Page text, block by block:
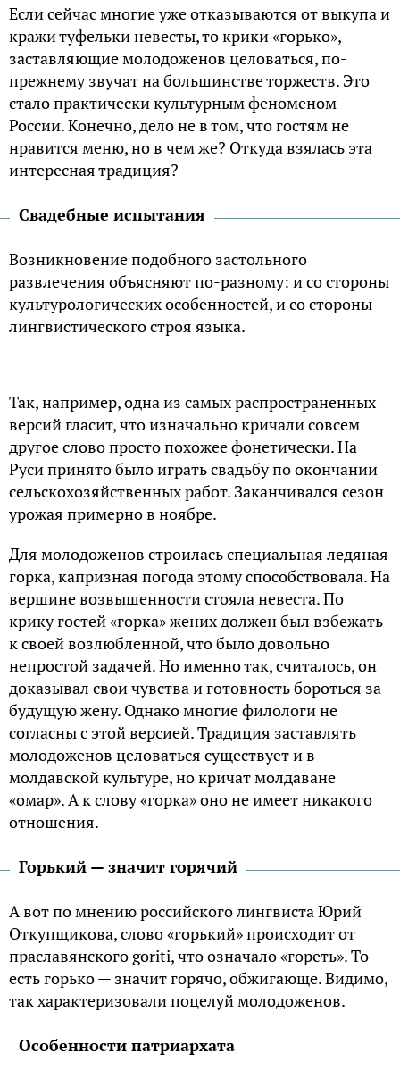
Если сейчас многие уже отказываются от выкупа и
кражи туфельки невесты, то крики «горько»,
заставляющие молодоженов целоваться, по-
прежнему звучат на большинстве торжеств. Это
стало практически культурным феноменом
России. Конечно, дело не в том, что гостям не
нравится меню, но в чем же? Откуда взялась эта
интересная традиция?
Свадебные испытания
Возникновение подобного застольного
развлечения объясняют по-разному: и со стороны
культурологических особенностей, и со стороны
лингвистического строя языка.
Так, например, одна из самых распространенных
версий гласит, что изначально кричали совсем
другое слово просто похожее фонетически. На
Руси принято было играть свадьбу по окончании
сельскохозяйственных работ. Заканчивался сезон
урожая примерно в ноябре.
Для молодоженов строилась специальная ледяная
горка, капризная погода этому способствовала. На
вершине возвышенности стояла невеста. По
крику гостей «горка» жених должен был взбежать
к своей возлюбленной, что было довольно
непростой задачей. Но именно так, считалось, он
доказывал свои чувства и готовность бороться за
будущую жену. Однако многие филологи не
согласны с этой версией. Традиция заставлять
молодоженов целоваться существует и в
молдавской культуре, но кричат молдаване
«омар». А к слову «горка» оно не имеет никакого
отношения.
Горький — значит горячий
А вот по мнению российского лингвиста Юрий
Откупщикова, слово «горький» происходит от
праславянского goriti, что означало «гореть». То
есть горько — значит горячо, обжигающе. Видимо,
так характеризовали поцелуй молодоженов.
Особенности патриархата